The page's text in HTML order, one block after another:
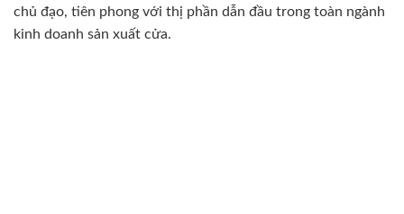
chủ đạo, tiên phong với thị phần dẫn đầu trong toàn ngành
kinh doanh sản xuất cửa.